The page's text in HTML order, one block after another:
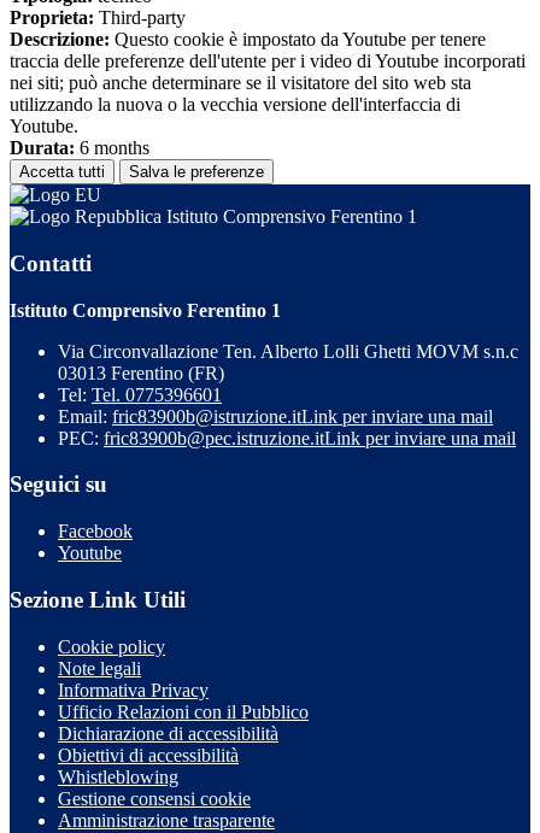
Proprieta: Third-party
Descrizione: Questo cookie è impostato da Youtube per tenere
traccia delle preferenze dell'utente per i video di Youtube incorporati
nei siti; può anche determinare se il visitatore del sito web sta
utilizzando la nuova o la vecchia versione dell'interfaccia di
Youtube.
Durata: 6 months
Accetta tutti Salva le preferenze
Istituto Comprensivo Ferentino 1
Contatti
Istituto Comprensivo Ferentino 1
Via Circonvallazione Ten. Alberto Lolli Ghetti MOVM s.n.c
03013 Ferentino (FR)
Tel: Tel. 0775396601
Email: fric83900b@istruzione.itLink per inviare una mail
PEC: fric83900b@pec.istruzione.itLink per inviare una mail
Seguici su
Facebook
Youtube
Sezione Link Utili
Cookie policy
Note legali
Informativa Privacy
Ufficio Relazioni con il Pubblico
Dichiarazione di accessibilità
Obiettivi di accessibilità
Whistleblowing
Gestione consensi cookie
Amministrazione trasparente